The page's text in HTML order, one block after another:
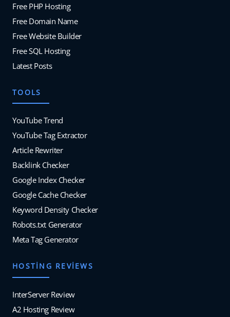
Free PHP Hosting
Free Domain Name
Free Website Builder
Free SQL Hosting
Latest Posts
TOOLS
YouTube Trend
YouTube Tag Extractor
Article Rewriter
Backlink Checker
Google Index Checker
Google Cache Checker
Keyword Density Checker
Robots.txt Generator
Meta Tag Generator
HOSTING REVIEWS
InterServer Review
A2 Hosting Review